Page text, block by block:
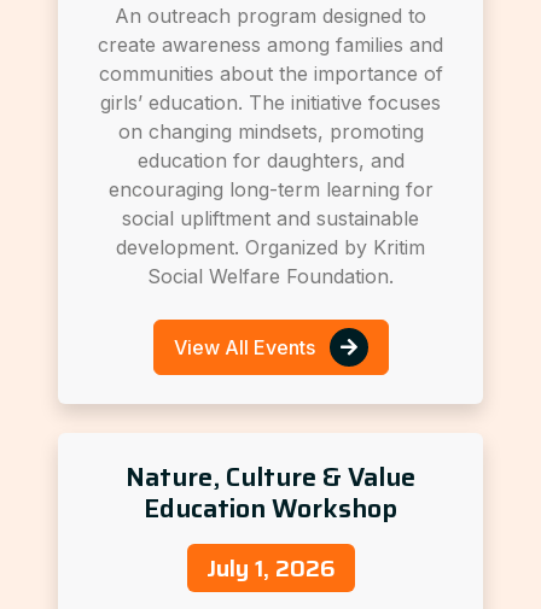
An outreach program designed to
create awareness among families and
communities about the importance of
girls’ education. The initiative focuses
on changing mindsets, promoting
education for daughters, and
encouraging long-term learning for
social upliftment and sustainable
development. Organized by Kritim
Social Welfare Foundation.
View All Events
Nature, Culture & Value
Education Workshop
July 1, 2026